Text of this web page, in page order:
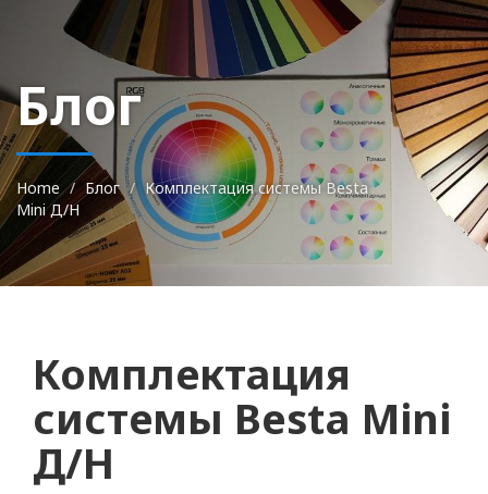
Блог
Home Блог
Комплектация системы Besta
Mini Д/Н
Комплектация
системы Besta Mini
Д/Н